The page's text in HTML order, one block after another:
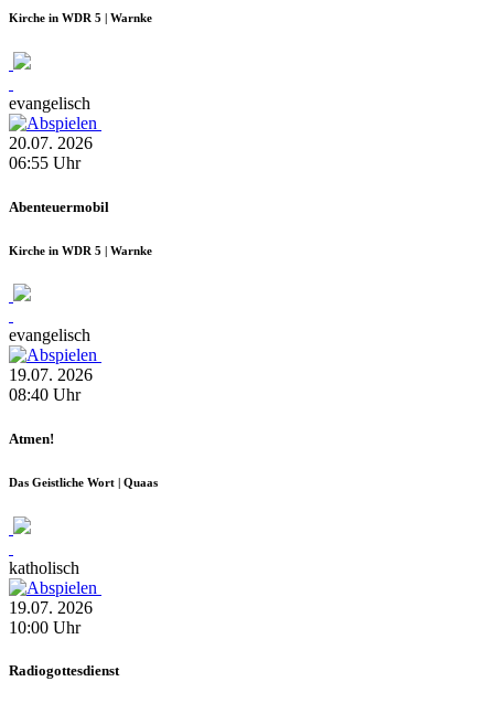
Kirche in WDR 5 | Warnke
evangelisch
20.07. 2026
06:55 Uhr
Abenteuermobil
Kirche in WDR 5 | Warnke
evangelisch
19.07. 2026
08:40 Uhr
Atmen!
Das Geistliche Wort | Quaas
katholisch
19.07. 2026
10:00 Uhr
Radiogottesdienst